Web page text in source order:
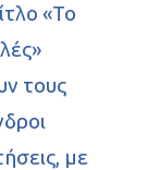
«Το
τους
με